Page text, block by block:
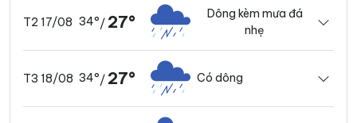
T2 17/08 34°/ 27°
Dông kèm mưa đá
nhẹ
T3 18/08 34°/ 27° Có dông